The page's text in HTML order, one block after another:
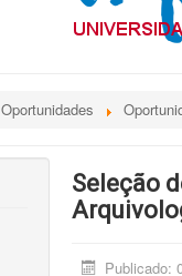
Oportunidades
Seleção
Publicado: